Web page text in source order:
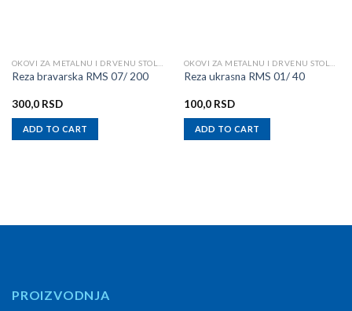
Reza bravarska RMS 07/ 200
300,0 RSD
ADD TO CART
Reza ukrasna RMS 01/ 40
100,0 RSD
ADD TO CART
PROIZVODNJA